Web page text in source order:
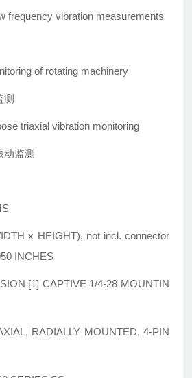
frequency vibration measurements
of rotating machinery
测
triaxial vibration monitoring
动监测
x HEIGHT), not incl. connector
INCHES
[1] CAPTIVE 1/4-28 MOUNTIN
RADIALLY MOUNTED, 4-PIN